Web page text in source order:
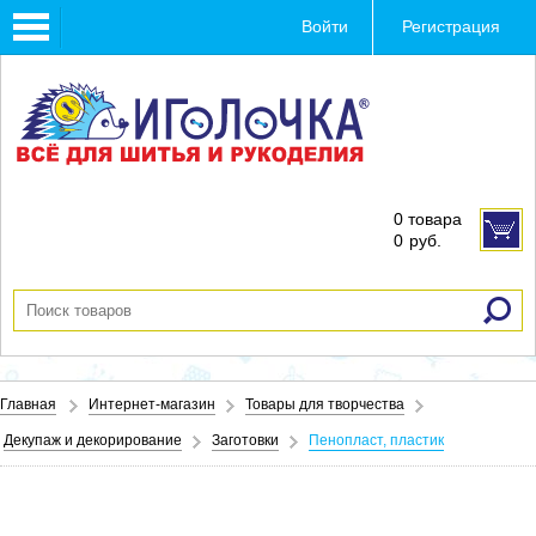
Toggle
navigation
Войти Регистрация
0 товара
0 руб.
Главная Интернет-магазин Товары для творчества
Декупаж и декорирование Заготовки Пенопласт, пластик